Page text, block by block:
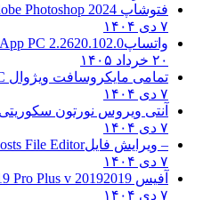
فتوشاپ CC 2025Adobe Photoshop 2024
واتساپPC 2.2620.102.0
تمامی مایکروسافت ویژوال C C++
آنتی ویروس نورتون سکوریتی
– ویرایش فایل Hosts File Editor+
آفیس 20192019 Microsoft Office 2019 Pro Plus v